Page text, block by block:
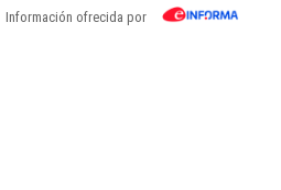
Información ofrecida por